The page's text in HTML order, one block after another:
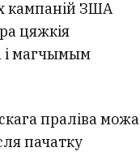
кампаній ЗША
цяжкія
і магчымым
праліва можа
пачатку